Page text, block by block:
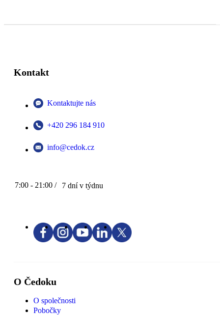
Kontakt
Kontaktujte nás
+420 296 184 910
info@cedok.cz
7:00 - 21:00 / 7 dní v týdnu
O Čedoku
O společnosti
Pobočky